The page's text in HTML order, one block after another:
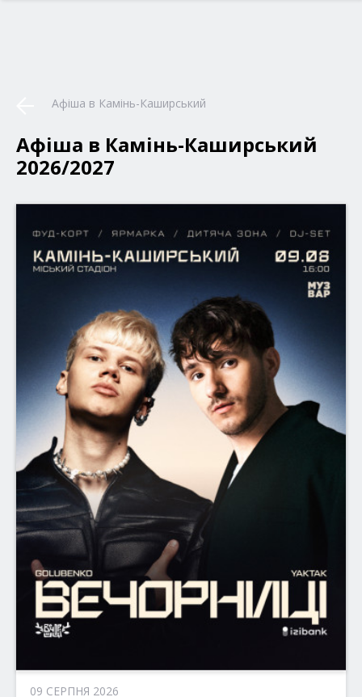
Афіша в Камінь-Каширський
Афіша в Камінь-Каширський
2026/2027
09 СЕРПНЯ 2026